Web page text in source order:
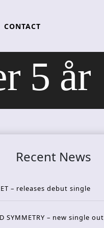
CONTACT
5 år
Recent News
– releases debut single
SYMMETRY – new single out